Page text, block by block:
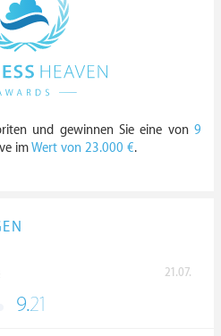
und gewinnen Sie eine von 9
imWert von 23.000 €.
21.07.
9.21